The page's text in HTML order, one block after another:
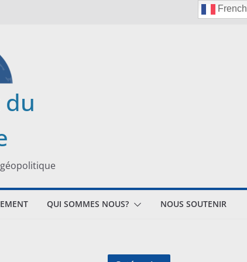
du
QUI SOMMES NOUS? NOUS SOUTENIR
French